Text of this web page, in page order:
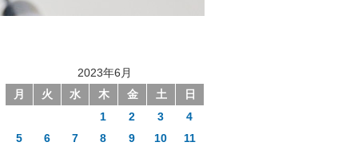
2023年6月
月
火 水 木 金 土
日
1
2 3
4
5
6 7 8 9 10
11